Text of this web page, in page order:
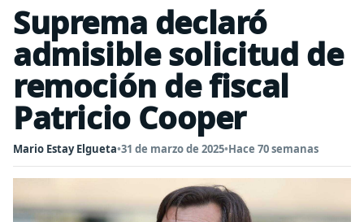
Suprema declaró
admisible solicitud de
remoción de fiscal
Patricio Cooper
Mario Estay Elgueta•31 de marzo de 2025•Hace 70 semanas